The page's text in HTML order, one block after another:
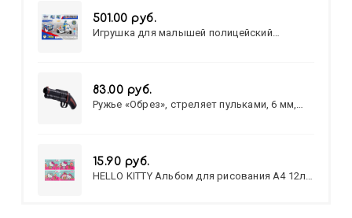
501.00 руб.
Игрушка для малышей полицейский
83.00 руб.
Ружье «Обрез», стреляет пульками, 6 мм,
15.90 руб.
HELLO KITTY Альбом для рисования А4 12л.